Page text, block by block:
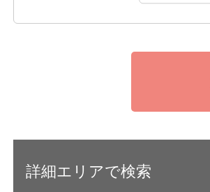
詳細エリアで検索